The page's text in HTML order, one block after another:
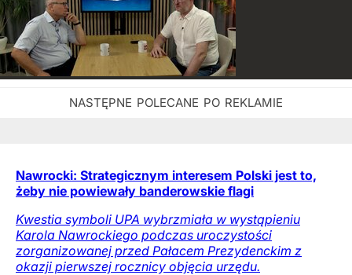
Nawrocki: Strategicznym interesem Polski jest to,
żeby nie powiewały banderowskie flagi
Kwestia symboli UPA wybrzmiała w wystąpieniu
Karola Nawrockiego podczas uroczystości
zorganizowanej przed Pałacem Prezydenckim z
okazji pierwszej rocznicy objęcia urzędu.